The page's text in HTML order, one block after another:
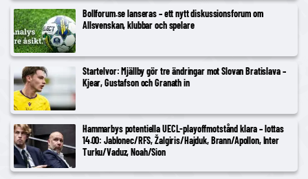
Bollforum.se lanseras – ett nytt diskussionsforum om
Allsvenskan, klubbar och spelare
Startelvor: Mjällby gör tre ändringar mot Slovan Bratislava –
Kjear, Gustafson och Granath in
Hammarbys potentiella UECL-playoffmotstånd klara – lottas
14.00: Jablonec/RFS, Žalgiris/Hajduk, Brann/Apollon, Inter
Turku/Vaduz, Noah/Sion